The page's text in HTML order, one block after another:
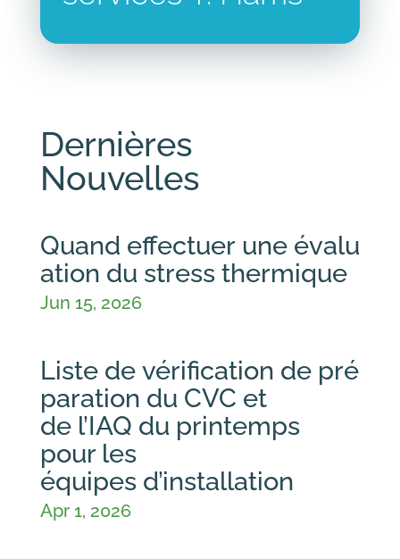
Dernières
Nouvelles
Quand effectuer une évalu
ation du stress thermique
Jun 15, 2026
Liste de vérification de pré
paration du CVC et
de l’IAQ du printemps
pour les
équipes d’installation
Apr 1, 2026